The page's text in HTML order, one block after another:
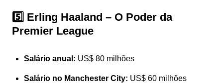
5️⃣ Erling Haaland – O Poder da
Premier League
Salário anual: US$ 80 milhões
Salário no Manchester City: US$ 60 milhões